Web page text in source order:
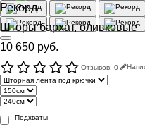
Рекорд
Шторы бархат, оливковые
10 650 руб.
Отзывов: 0
Подхваты